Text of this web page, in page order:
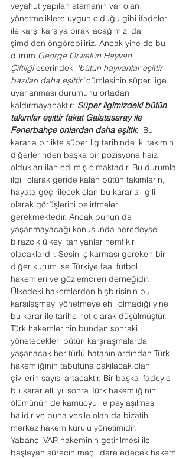
veyahut yapılan atamanın var olan
yönetmeliklere uygun olduğu gibi ifadeler
ile karşı karşıya bırakılacağımızı da
şimdiden öngörebiliriz. Ancak yine de bu
durum George Orwell’ın Hayvan
Çiftliği eserindeki ‘bütün hayvanlar eşittir
bazıları daha eşittir’ cümlesinin süper lige
uyarlanması durumunu ortadan
kaldırmayacaktır: Süper ligimizdeki bütün
takımlar eşittir fakat Galatasaray ile
Fenerbahçe onlardan daha eşittir. Bu
kararla birlikte süper lig tarihinde iki takımın
diğerlerinden başka bir pozisyona haiz
oldukları ilan edilmiş olmaktadır. Bu durumla
ilgili olarak geride kalan bütün takımların,
hayata geçirilecek olan bu kararla ilgili
olarak görüşlerini belirtmeleri
gerekmektedir. Ancak bunun da
yaşanmayacağı konusunda neredeyse
birazcık ülkeyi tanıyanlar hemfikir
olacaklardır. Sesini çıkarması gereken bir
diğer kurum ise Türkiye faal futbol
hakemleri ve gözlemcileri derneğidir.
Ülkedeki hakemlerden hiçbirisinin bu
karşılaşmayı yönetmeye ehil olmadığı yine
bu karar ile tarihe not olarak düşülmüştür.
Türk hakemlerinin bundan sonraki
yönetecekleri bütün karşılaşmalarda
yaşanacak her türlü hatanın ardından Türk
hakemliğinin tabutuna çakılacak olan
çivilerin sayısı artacaktır. Bir başka ifadeyle
bu karar elli yıl sonra Türk hakemliğinin
ölümünün de kamuoyu ile paylaşılması
halidir ve buna vesile olan da bizatihi
merkez hakem kurulu yönetimidir.
Yabancı VAR hakeminin getirilmesi ile
başlayan sürecin maçı idare edecek hakem